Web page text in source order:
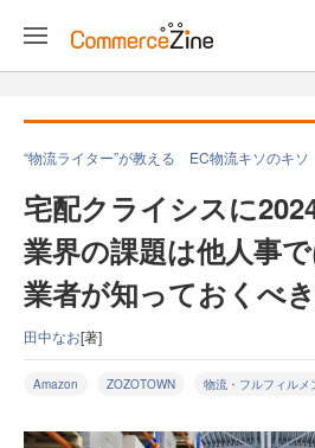
“物流ライター”が教える EC物流キソのキソ
宅配クライシスに
業界の課題は他人事
業者が知っておくべ
田中なお[著]
Amazon ZOZOTOWN 物流・フルフィルメ